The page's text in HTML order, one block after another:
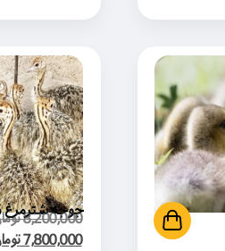
جوجه شترمرغ 15روزه
8,200,000
7,800,000